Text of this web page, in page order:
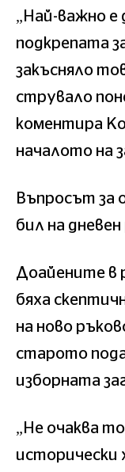
„Най-важно е
подкрепата
закъсняло
струвало
коментира
началото на
Въпросът за
бил на дневен
Доайените в
бяха
на ново
старото
изборната
„Не очаква
исторически